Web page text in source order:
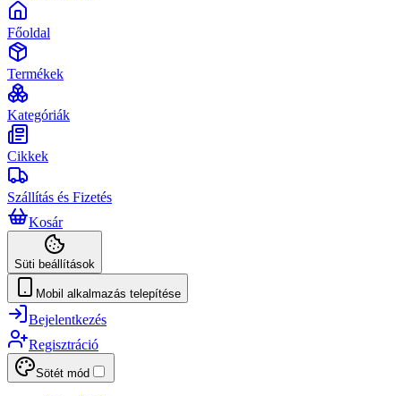
Főoldal
Termékek
Kategóriák
Cikkek
Szállítás és Fizetés
Kosár
Süti beállítások
Mobil alkalmazás telepítése
Bejelentkezés
Regisztráció
Sötét mód